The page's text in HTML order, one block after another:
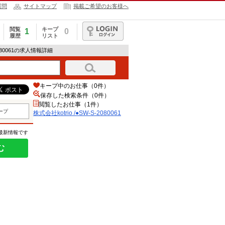
問 サイトマップ 掲載ご希望のお客様へ
閲覧
履歴
1
キープ
リスト
0
ログイン
の求人情報詳細
プ
新情報です
キープ中のお仕事（0件）
保存した検索条件（0件）
閲覧したお仕事（1件）
株式会社kotrio /●SW-S-2080061